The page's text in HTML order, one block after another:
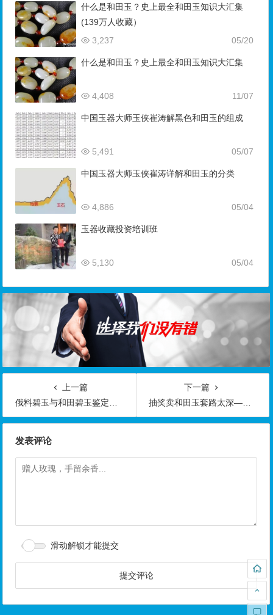
什么是和田玉？史上最全和田玉知识大汇集
(139万人收藏）
05/20
3,237
什么是和田玉？史上最全和田玉知识大汇集
11/07
4,408
中国玉器大师玉侠崔涛解黑色和田玉的组成
05/07
5,491
中国玉器大师玉侠崔涛详解和田玉的分类
05/04
4,886
玉器收藏投资培训班
05/04
5,130
上一篇
俄料碧玉与和田碧玉鉴定很简单，你知道到多少？
下一篇
抽奖卖和田玉套路太深——爱玉的你中几招了
发表评论
滑动解锁才能提交